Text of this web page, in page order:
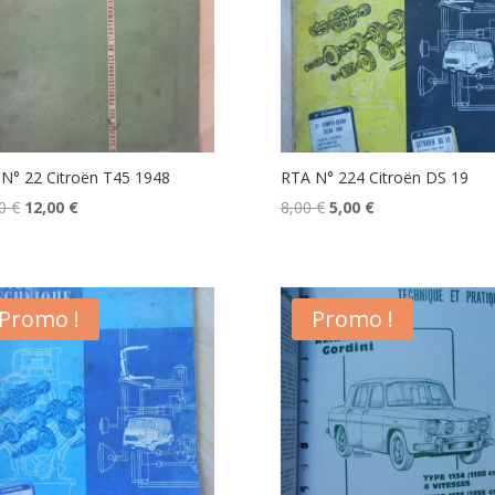
22 Citroën T45 1948
€ Le
était :
15,00 €.
12,00 €Le
est :
12,00 €.
RTA N° 224 Citroën DS 19
8,00€ Le
était :
8,00 €.
5,00 €Le
est :
5,00 €.
! Promo !